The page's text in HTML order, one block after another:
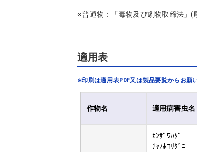
※普通物：「毒物及び劇物取締法」(
適用表
※印刷は適用表PDF又は製品要覧からお願
作物名 適用病害虫名
ｶﾝｻﾞﾜﾊﾀﾞﾆ
ﾁｬﾉﾎｺﾘﾀﾞﾆ